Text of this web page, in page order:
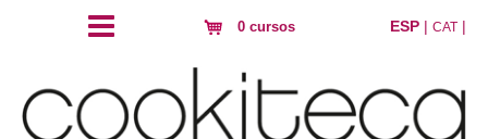
0 cursos ESP | CAT |